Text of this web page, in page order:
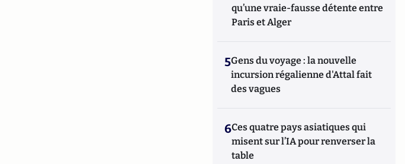
qu’une vraie-fausse détente entre
Paris et Alger
5Gens du voyage : la nouvelle
incursion régalienne d'Attal fait
des vagues
6Ces quatre pays asiatiques qui
misent sur l’IA pour renverser la
table